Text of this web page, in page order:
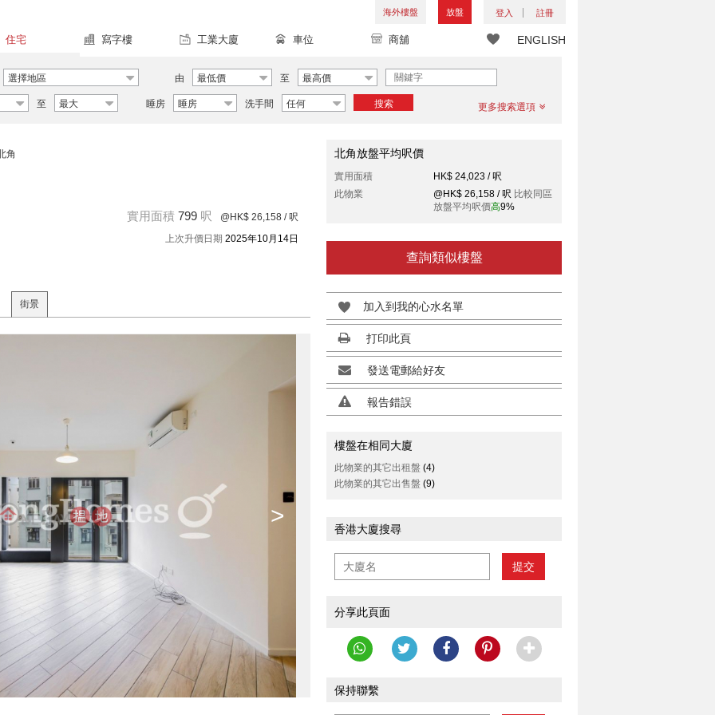
海外樓盤 放盤 登入 註冊
ENGLISH
住宅 寫字樓 工業大廈 車位 商舖
選擇地區 由 最低價 至 最高價
至 最大 睡房 睡房 洗手間 任何 搜索 更多搜索選項
角
實用面積 799 呎 @HK$ 26,158 / 呎
上次升價日期 2025年10月14日
街景
>
北角放盤平均呎價
實用面積
HK$ 24,023 / 呎
此物業
@HK$ 26,158 / 呎 比較同區
放盤平均呎價高9%
查詢類似樓盤
加入到我的心水名單
打印此頁
發送電郵給好友
報告錯誤
樓盤在相同大廈
此物業的其它出租盤 (4)
此物業的其它出售盤 (9)
香港大廈搜尋
提交
分享此頁面
保持聯繫